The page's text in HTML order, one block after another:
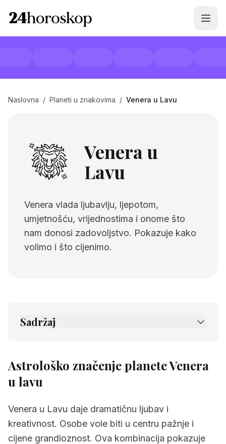
Naslovna / Planeti u znakovima / Venera u Lavu
Venera u
Lavu
Venera vlada ljubavlju, ljepotom,
umjetnošću, vrijednostima i onome što
nam donosi zadovoljstvo. Pokazuje kako
volimo i što cijenimo.
Sadržaj
Astrološko značenje planete Venera
u lavu
Venera u Lavu daje dramatičnu ljubav i
kreativnost. Osobe vole biti u centru pažnje i
cijene grandioznost. Ova kombinacija pokazuje